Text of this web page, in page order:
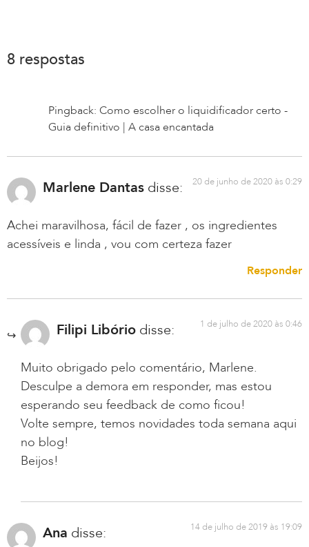
8 respostas
Pingback: Como escolher o liquidificador certo -
Guia definitivo | A casa encantada
Marlene Dantas disse: 20 de junho de 2020 às 0:29
Achei maravilhosa, fácil de fazer , os ingredientes
acessíveis e linda , vou com certeza fazer
Responder
Filipi Libório disse: 1 de julho de 2020 às 0:46
Muito obrigado pelo comentário, Marlene.
Desculpe a demora em responder, mas estou
esperando seu feedback de como ficou!
Volte sempre, temos novidades toda semana aqui
no blog!
Beijos!
Ana disse: 14 de julho de 2019 às 19:09